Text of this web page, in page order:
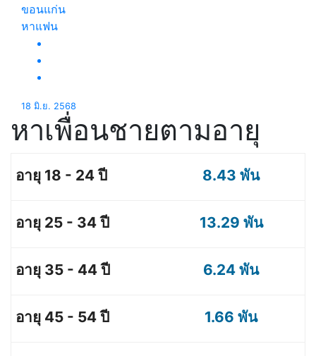
ขอนแก่น
หาแฟน
18 มิ.ย. 2568
หาเพื่อนชายตามอายุ
8.43 พัน
13.29 พัน
6.24 พัน
1.66 พัน